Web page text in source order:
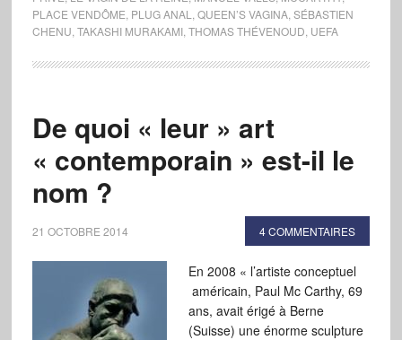
PLACE VENDÔME PLUG ANAL QUEEN’S VAGINA, SÉBASTIEN
CHENU TAKASHI MURAKAMI, THOMAS THÉVENOUD UEFA
De quoi « leur » art
« contemporain » est-il le
nom ?
21 OCTOBRE 2014 4 COMMENTAIRES
En 2008 « l’artiste conceptuel
américain, Paul Mc Carthy, 69
ans, avait érigé à Berne
(Suisse) une énorme sculpture